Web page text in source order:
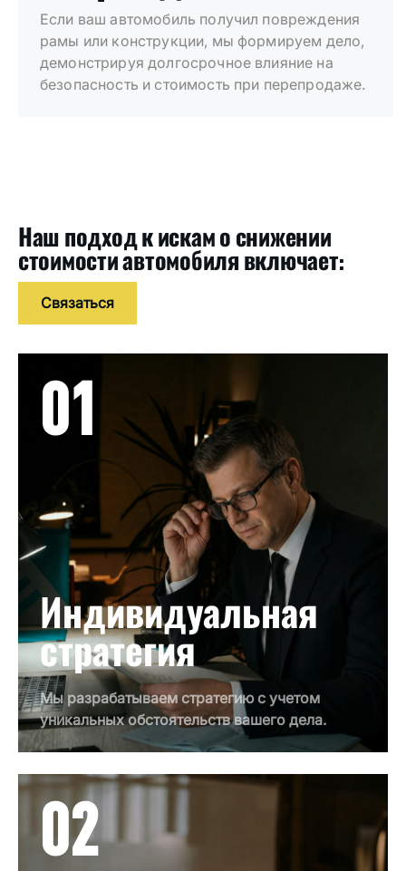
Если ваш автомобиль получил повреждения
рамы или конструкции, мы формируем дело,
демонстрируя долгосрочное влияние на
безопасность и стоимость при перепродаже.
Наш подход к искам о снижении
стоимости автомобиля включает:
Связаться
01
Индивидуальная
стратегия
Мы разрабатываем стратегию с учетом
уникальных обстоятельств вашего дела.
02